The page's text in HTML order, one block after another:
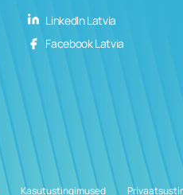
LinkedIn Latvia
Facebook Latvia
Kasutustingimused